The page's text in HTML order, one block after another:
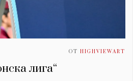
ОТ HIGHVIEWART
лига“